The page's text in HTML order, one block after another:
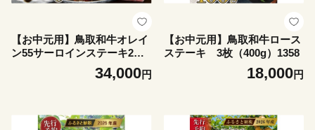
【お中元用】鳥取和牛オレイ
ン55サーロインステーキ2枚
34,000円
【お中元用】鳥取和牛ロース
ステーキ 3枚（400g）1358
18,000円